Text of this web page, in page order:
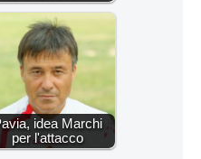
idea Marchi
per l'attacco